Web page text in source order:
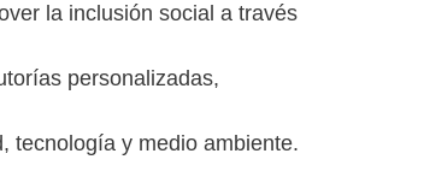
la inclusión social a través
personalizadas,
tecnología y medio ambiente.